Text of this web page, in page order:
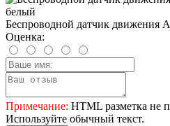
Беспроводной датчик движения
Оценка:
Примечание: HTML разметка не
Используйте обычный текст.